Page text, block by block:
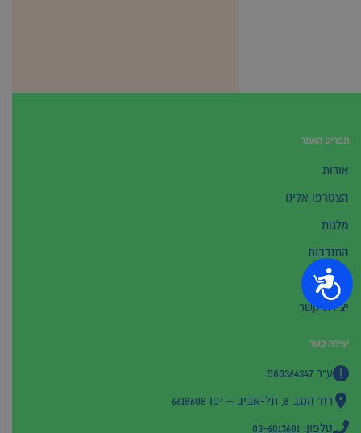
נגישות
תפריט האתר
אודות
הצטרפו אלינו
מלגות
התנדבות
תרומות
יצירת קשר
יצירת קשר
ע"ר 580364347
רח' הנגב 8, תל-אביב – יפו 6618608
טלפון: 03-6013601